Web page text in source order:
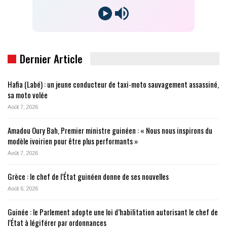
Dernier Article
Hafia (Labé) : un jeune conducteur de taxi-moto sauvagement assassiné,
sa moto volée
Août 7, 2026
Amadou Oury Bah, Premier ministre guinéen : « Nous nous inspirons du
modèle ivoirien pour être plus performants »
Août 7, 2026
Grèce : le chef de l’État guinéen donne de ses nouvelles
Août 6, 2026
Guinée : le Parlement adopte une loi d’habilitation autorisant le chef de
l’État à légiférer par ordonnances